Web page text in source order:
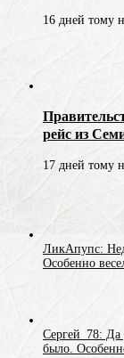
16 дней тому
рейс из
17 дней тому
ЛикАпупс:
Особенно
Сергей_78:
было.